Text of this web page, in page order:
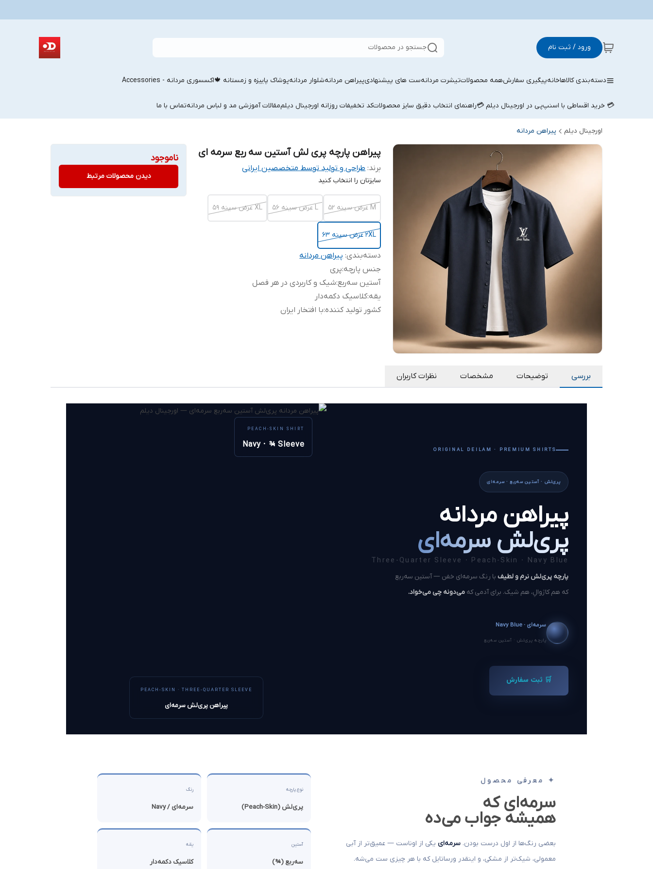
ورود / ثبت نام جستجو در محصولات
دسته‌بندی کالاهاخانهپیگیری سفارشهمه محصولاتتیشرت مردانهست های پیشنهادیپیراهن مردانهشلوار مردانهپوشاک پاییزه و زمستانه 🍁اکسسوری مردانه - Accessories
💳 خرید اقساطی با اسنپ‌پی در اورجینال دیلم 💳راهنمای انتخاب دقیق سایز محصولاتکد تخفیفات روزانه اورجینال دیلممقالات آموزشی مد و لباس مردانهتماس با ما
اورجینال دیلم پیراهن مردانه
پیراهن پارچه پری لش آستین سه ربع سرمه ای
برند: طراحی و تولید توسط متخصصین ایرانی
سایزتان را انتخاب کنید
M عرض سینه ۵۲ L عرض سینه ۵۶ XL عرض سینه ۵۹
2XL عرض سینه 63
دسته‌بندی:پیراهن مردانه
جنس پارچه:پری
آستین سه‌ربع:شیک و کاربردی در هر فصل
یقه:کلاسیک دکمه‌دار
کشور تولید کننده:با افتخار ایران
ناموجود
دیدن محصولات مرتبط
بررسی توضیحات مشخصات نظرات کاربران
ORIGINAL DEILAM · PREMIUM SHIRTS
پری‌لش · آستین سه‌ربع · سرمه‌ای
پیراهن مردانه
پری‌لش سرمه‌ای
Three-Quarter Sleeve · Peach-Skin · Navy Blue
پارچه پری‌لش نرم و لطیفبا رنگ سرمه‌ای خفن — آستین سه‌ربع
که هم کاژوالِ، هم شیک. برای آدمی که می‌دونه چی می‌خواد.
سرمه‌ای · Navy Blue
پارچه پری‌لش · آستین سه‌ربع
🛒 ثبت سفارش
PEACH-SKIN SHIRT
Navy · ¾ Sleeve
PEACH-SKIN · THREE-QUARTER SLEEVE
پیراهن پری‌لش سرمه‌ای
✦ معرفی محصول
سرمه‌ای که
همیشه جواب می‌ده
بعضی رنگ‌ها از اول درست بودن.سرمه‌ای یکی از اوناست — عمیق‌تر از آبی
معمولی، شیک‌تر از مشکی، و اینقدر ورساتایل که با هر چیزی ست می‌شه.
نوع پارچه
پری‌لش (Peach-Skin)
رنگ
سرمه‌ای / Navy
آستین
سه‌ربع (¾)
یقه
کلاسیک دکمه‌دار